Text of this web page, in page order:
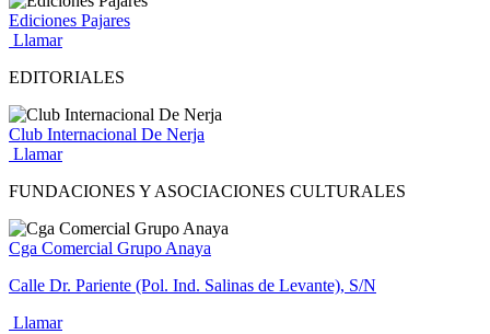
Ediciones Pajares
Llamar
EDITORIALES
Club Internacional De Nerja
Llamar
FUNDACIONES Y ASOCIACIONES CULTURALES
Cga Comercial Grupo Anaya
Calle Dr. Pariente (Pol. Ind. Salinas de Levante), S/N
Llamar